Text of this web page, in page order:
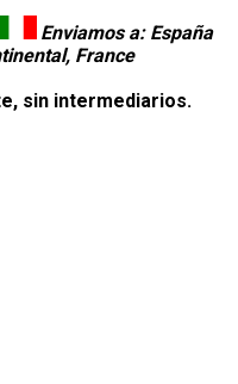
Enviamos a: España
France
sin intermediarios.